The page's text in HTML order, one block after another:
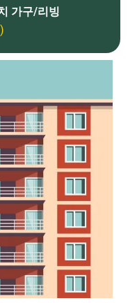
가구/리빙